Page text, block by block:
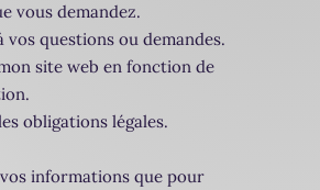
vous demandez.
vos questions ou demandes.
site web en fonction de
obligations légales.
vos informations que pour